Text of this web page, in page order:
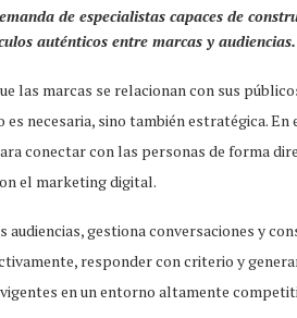
de especialistas capaces de
auténticos entre marcas y audiencias.
las marcas se relacionan con sus
necesaria, sino también estratégica.
conectar con las personas de forma
el marketing digital.
gestiona conversaciones y
responder con criterio y
en un entorno altamente